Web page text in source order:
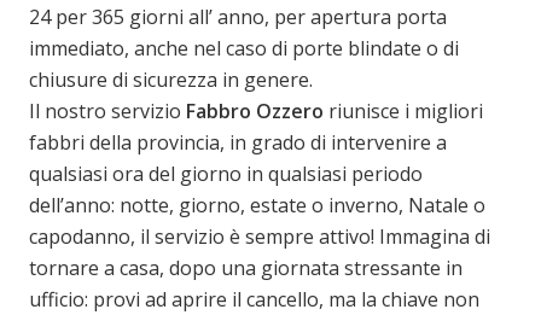
24 per 365 giorni all’ anno, per apertura porta
immediato, anche nel caso di porte blindate o di
chiusure di sicurezza in genere.
Il nostro servizio Fabbro Ozzero riunisce i migliori
fabbri della provincia, in grado di intervenire a
qualsiasi ora del giorno in qualsiasi periodo
dell’anno: notte, giorno, estate o inverno, Natale o
capodanno, il servizio è sempre attivo! Immagina di
tornare a casa, dopo una giornata stressante in
ufficio: provi ad aprire il cancello, ma la chiave non